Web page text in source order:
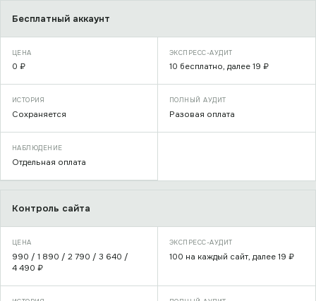
Бесплатный аккаунт
0 ₽ 10 бесплатно, далее 19 ₽
Сохраняется Разовая оплата
Отдельная оплата
Контроль сайта
990 / 1 890 / 2 790 / 3 640 /
4 490 ₽
100 на каждый сайт, далее 19 ₽